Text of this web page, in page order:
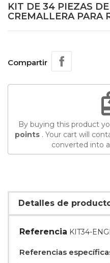
KIT DE 34 PIEZAS
CREMALLERA PARA
Compartir
By buying this product
points . Your cart will
converted into
Detalles de
Referencia KIT34-
Referencias